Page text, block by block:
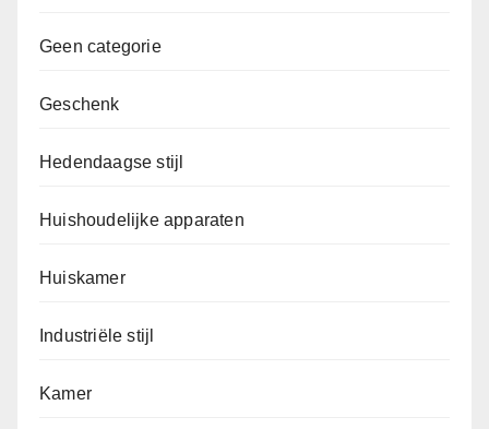
Geen categorie
Geschenk
Hedendaagse stijl
Huishoudelijke apparaten
Huiskamer
Industriële stijl
Kamer